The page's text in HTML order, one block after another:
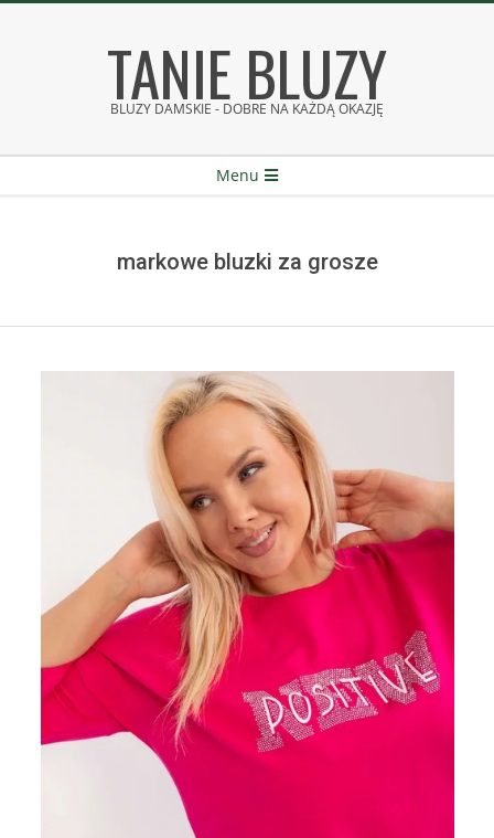
TANIE BLUZY
BLUZY DAMSKIE - DOBRE NA KAŻDĄ OKAZJĘ
Menu
markowe bluzki za grosze